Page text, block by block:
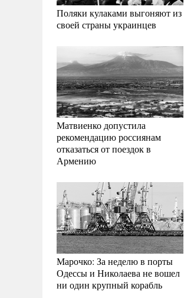
Поляки кулаками выгоняют из
своей страны украинцев
Матвиенко допустила
рекомендацию россиянам
отказаться от поездок в
Армению
Марочко: За неделю в порты
Одессы и Николаева не вошел
ни один крупный корабль